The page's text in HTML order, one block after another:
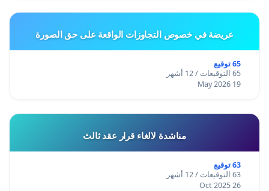
عريضة في خصوص التجاوزات الواقعة على حق الصورة
65 توقيع
65 التوقيعات / 12 أشهر
19 May 2026
مناشدة لالغاء قرار عقد ثالث
63 توقيع
63 التوقيعات / 12 أشهر
26 Oct 2025